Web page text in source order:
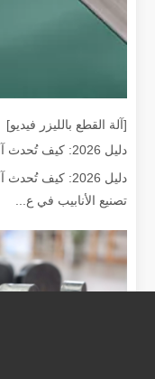
[آلة القطع بالليزر فيديو]
دليل 2026: كيف
تصنيع الأنابيب في ع...